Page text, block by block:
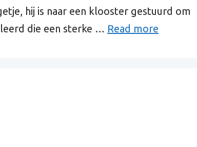
hij is naar een klooster gestuurd om
die een sterke … Read more